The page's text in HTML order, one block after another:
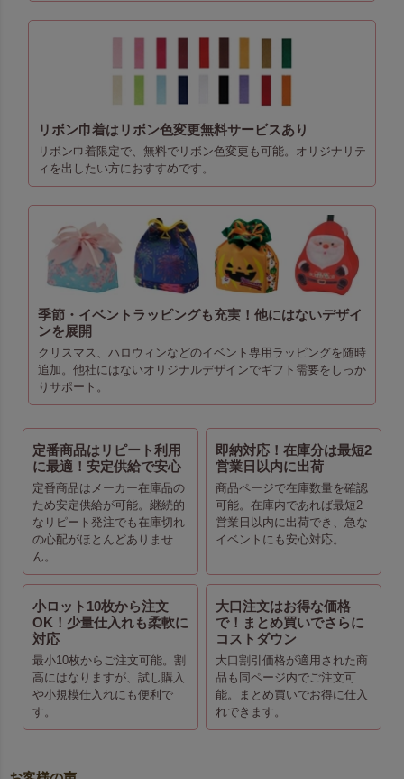
リボン巾着はリボン色変更無料サービスあり
リボン巾着限定で、無料でリボン色変更も可能。オリジナリテ
ィを出したい方におすすめです。
季節・イベントラッピングも充実！他にはないデザイ
ンを展開
クリスマス、ハロウィンなどのイベント専用ラッピングを随時
追加。他社にはないオリジナルデザインでギフト需要をしっか
りサポート。
定番商品はリピート利用
に最適！安定供給で安心
定番商品はメーカー在庫品の
ため安定供給が可能。継続的
なリピート発注でも在庫切れ
の心配がほとんどありませ
ん。
即納対応！在庫分は最短2
営業日以内に出荷
商品ページで在庫数量を確認
可能。在庫内であれば最短2
営業日以内に出荷でき、急な
イベントにも安心対応。
小ロット10枚から注文
OK！少量仕入れも柔軟に
対応
最小10枚からご注文可能。割
高にはなりますが、試し購入
や小規模仕入れにも便利で
す。
大口注文はお得な価格
で！まとめ買いでさらに
コストダウン
大口割引価格が適用された商
品も同ページ内でご注文可
能。まとめ買いでお得に仕入
れできます。